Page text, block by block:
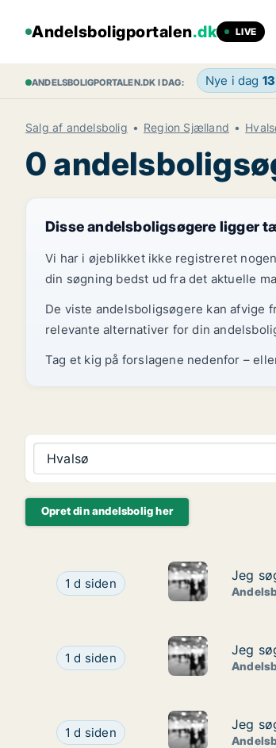
Andelsboligportalen.dk LIVE
ANDELSBOLIGPORTALEN.DK I DAG: Nye i dag 13
Salg af andelsbolig Region Sjælland
0
Disse andelsboligsøgere ligger
Vi har i øjeblikket ikke registreret
din søgning bedst ud fra det aktuelle
De viste andelsboligsøgere kan afvige
relevante alternativer for din
Tag et kig på forslagene nedenfor –
Hvalsø
Opret din andelsbolig her
Jeg søger andelsbolig i Vesterbro,
1 d siden
Jeg
Jeg
Jeg søger andelsbolig i Klarup
1 d siden
Jeg
Jeg
Jeg søger andelsbolig i Gribskov
1 d siden
Jeg
Jeg